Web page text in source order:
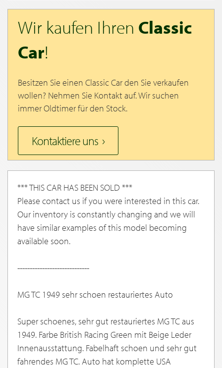
Wir kaufen Ihren Classic
Car!
Besitzen Sie einen Classic Car den Sie verkaufen
wollen? Nehmen Sie Kontakt auf. Wir suchen
immer Oldtimer für den Stock.
Kontaktiere uns
*** THIS CAR HAS BEEN SOLD ***
Please contact us if you were interested in this car.
Our inventory is constantly changing and we will
have similar examples of this model becoming
available soon.
-----------------------------
MG TC 1949 sehr schoen restauriertes Auto
Super schoenes, sehr gut restauriertes MG TC aus
1949. Farbe British Racing Green mit Beige Leder
Innenausstattung. Fabelhaft schoen und sehr gut
fahrendes MG TC. Auto hat komplette USA